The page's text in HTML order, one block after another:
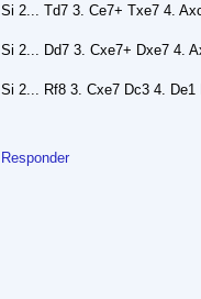
Si 2... Td7 3. Ce7+ Txe7 4.
Si 2... Dd7 3. Cxe7+ Dxe7 4.
Si 2... Rf8 3. Cxe7 Dc3 4. De1
Responder